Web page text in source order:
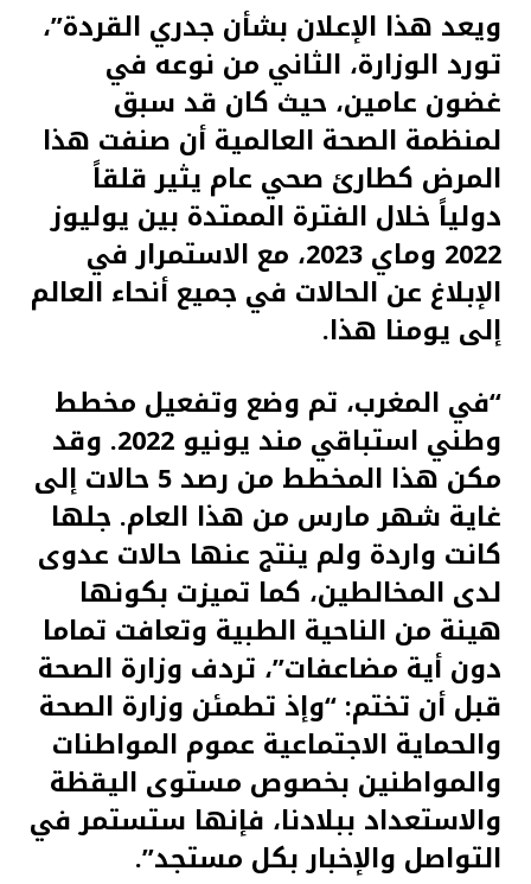
ويعد هذا الإعلان بشأن جدري القردة”،
تورد الوزارة، الثاني من نوعه في
غضون عامين، حيث كان قد سبق
لمنظمة الصحة العالمية أن صنفت هذا
المرض كطارئ صحي عام يثير قلقاً
دولياً خلال الفترة الممتدة بين يوليوز
2022 وماي 2023، مع الاستمرار في
الإبلاغ عن الحالات في جميع أنحاء العالم
إلى يومنا هذا.
“في المغرب، تم وضع وتفعيل مخطط
وطني استباقي مند يونيو 2022. وقد
مكن هذا المخطط من رصد 5 حالات إلى
غاية شهر مارس من هذا العام. جلها
كانت واردة ولم ينتج عنها حالات عدوى
لدى المخالطين، كما تميزت بكونها
هينة من الناحية الطبية وتعافت تماما
دون أية مضاعفات”، تردف وزارة الصحة
قبل أن تختم: “وإذ تطمئن وزارة الصحة
والحماية الاجتماعية عموم المواطنات
والمواطنين بخصوص مستوى اليقظة
والاستعداد ببلادنا، فإنها ستستمر في
التواصل والإخبار بكل مستجد”.